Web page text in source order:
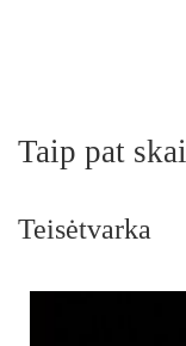
Taip pat
Teisėtvarka